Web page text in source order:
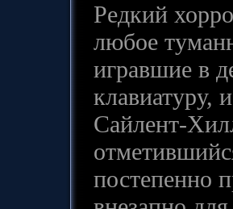
Редкий
любое
игравшие в
клавиатуру,
Сайлент-
постепенно